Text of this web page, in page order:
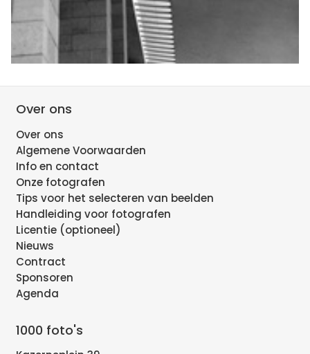
Over ons
Over ons
Algemene Voorwaarden
Info en contact
Onze fotografen
Tips voor het selecteren van beelden
Handleiding voor fotografen
Licentie (optioneel)
Nieuws
Contract
Sponsoren
Agenda
1000 foto's